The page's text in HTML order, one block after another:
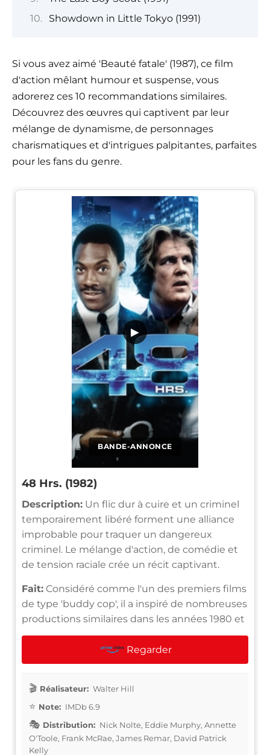
Showdown in Little Tokyo (1991)
Si vous avez aimé 'Beauté fatale' (1987), ce film
d'action mêlant humour et suspense, vous
adorerez ces 10 recommandations similaires.
Découvrez des œuvres qui captivent par leur
mélange de dynamisme, de personnages
charismatiques et d'intrigues palpitantes, parfaites
pour les fans du genre.
BANDE-ANNONCE
▶
48 Hrs. (1982)
Description: Un flic dur à cuire et un criminel
temporairement libéré forment une alliance
improbable pour traquer un dangereux
criminel. Le mélange d'action, de comédie et
de tension raciale crée un récit captivant.
Fait: Considéré comme l'un des premiers films
de type 'buddy cop', il a inspiré de nombreuses
productions similaires dans les années 1980 et
Regarder
Réalisateur: Walter Hill
Note: IMDb 6.9
Distribution: Nick Nolte, Eddie Murphy, Annette
O'Toole, Frank McRae, James Remar, David Patrick
Kelly